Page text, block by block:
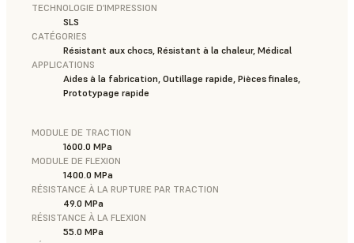
TECHNOLOGIE D’IMPRESSION
SLS
CATÉGORIES
Résistant aux chocs, Résistant à la chaleur, Médical
APPLICATIONS
Aides à la fabrication, Outillage rapide, Pièces finales,
Prototypage rapide
MODULE DE TRACTION
1600.0 MPa
MODULE DE FLEXION
1400.0 MPa
RÉSISTANCE À LA RUPTURE PAR TRACTION
49.0 MPa
RÉSISTANCE À LA FLEXION
55.0 MPa